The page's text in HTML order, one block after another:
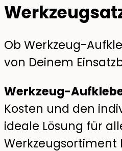
Ob Werkzeug-
von Deinem
Werkzeug-
Kosten und den
ideale Lösung für